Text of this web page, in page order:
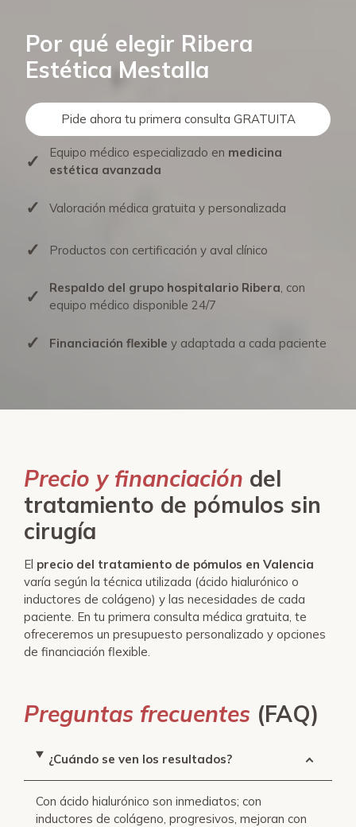
Por qué elegir Ribera
Estética Mestalla
Pide ahora tu primera consulta GRATUITA
✓ Equipo médico especializado en medicina
estética avanzada
✓ Valoración médica gratuita y personalizada
✓ Productos con certificación y aval clínico
✓ Respaldo del grupo hospitalario Ribera, con
equipo médico disponible 24/7
✓ Financiación flexible y adaptada a cada paciente
Precio y financiación del
tratamiento de pómulos sin
cirugía
El precio del tratamiento de pómulos en Valencia
varía según la técnica utilizada (ácido hialurónico o
inductores de colágeno) y las necesidades de cada
paciente. En tu primera consulta médica gratuita, te
ofreceremos un presupuesto personalizado y opciones
de financiación flexible.
Preguntas frecuentes (FAQ)
¿Cuándo se ven los resultados?
Con ácido hialurónico son inmediatos; con
inductores de colágeno, progresivos, mejoran con